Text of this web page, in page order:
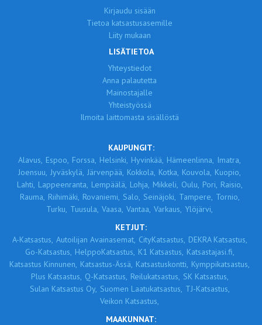
Kirjaudu sisään
Tietoa katsastusasemille
Liity mukaan
LISÄTIETOA
Yhteystiedot
Anna palautetta
Mainostajalle
Yhteistyössä
Ilmoita laittomasta sisällöstä
KAUPUNGIT:
Alavus, Espoo, Forssa, Helsinki, Hyvinkää, Hämeenlinna, Imatra,
Joensuu, Jyväskylä, Järvenpää, Kokkola, Kotka, Kouvola, Kuopio,
Lahti, Lappeenranta, Lempäälä, Lohja, Mikkeli, Oulu, Pori, Raisio,
Rauma, Riihimäki, Rovaniemi, Salo, Seinäjoki, Tampere, Tornio,
Turku, Tuusula, Vaasa, Vantaa, Varkaus, Ylöjärvi,
KETJUT:
A-Katsastus, Autoilijan Avainasemat, CityKatsastus, DEKRA Katsastus,
Go-Katsastus, HelppoKatsastus, K1 Katsastus, Katsastajasi.fi,
Katsastus Kinnunen, Katsastus-Ässä, Katsastuskontti, Kymppikatsastus,
Plus Katsastus, Q-Katsastus, Reilukatsastus, SK Katsastus,
Sulan Katsastus Oy, Suomen Laatukatsastus, TJ-Katsastus,
Veikon Katsastus,
MAAKUNNAT: